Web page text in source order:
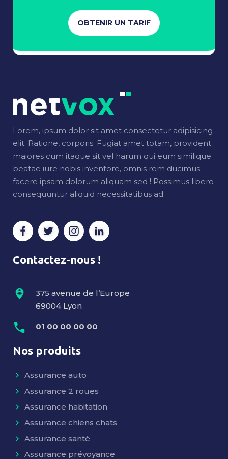
OBTENIR UN TARIF
Lorem, ipsum dolor sit amet consectetur adipisicing
elit. Ratione, corporis. Fugiat amet totam, provident
maiores cum itaque sit vel harum qui eum similique
beatae iure nobis inventore, omnis rem ducimus
facere ipsam dolorum aliquam sed ! Possimus libero
consequuntur aliquid necessitatibus ad.
Contactez-nous !
375 avenue de l’Europe
69004 Lyon
01 00 00 00 00
Nos produits
Assurance auto
Assurance 2 roues
Assurance habitation
Assurance chiens chats
Assurance santé
Assurance prévoyance